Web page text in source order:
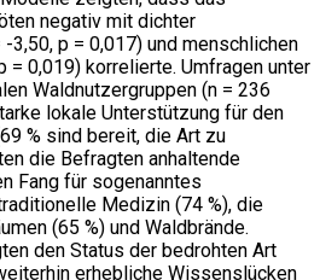
negativ mit dichter
3,50, p = 0,017) und menschlichen
= 0,019) korrelierte. Umfragen unter
Waldnutzergruppen (n = 236
lokale Unterstützung für den
% sind bereit, die Art zu
die Befragten anhaltende
Fang für sogenanntes
Medizin (74 %), die
(65 %) und Waldbrände.
den Status der bedrohten Art
erhebliche Wissenslücken